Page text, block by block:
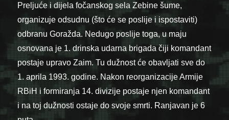
Preljuće i dijela fočanskog sela Zebine šume,
organizuje odsudnu (što će se poslije i ispostaviti)
odbranu Goražda. Nedugo poslije toga, u maju
osnovana je 1. drinska udarna brigada čiji komandant
postaje upravo Zaim. Tu dužnost će obavljati sve do
1. aprila 1993. godine. Nakon reorganizacije Armije
RBiH i formiranja 14. divizije postaje njen komandant
i na toj dužnosti ostaje do svoje smrti. Ranjavan je 6